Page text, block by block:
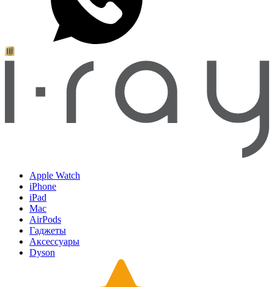
Apple Watch
iPhone
iPad
Mac
AirPods
Гаджеты
Аксессуары
Dyson